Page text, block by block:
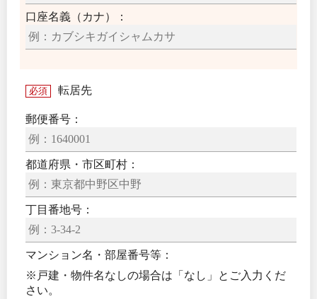
口座名義（カナ）：
必須 転居先
郵便番号：
都道府県・ 市区町村：
丁目番地号：
マンション名・部屋番号等：
※戸建・物件名なしの場合は「なし」とご入力くだ
さい。